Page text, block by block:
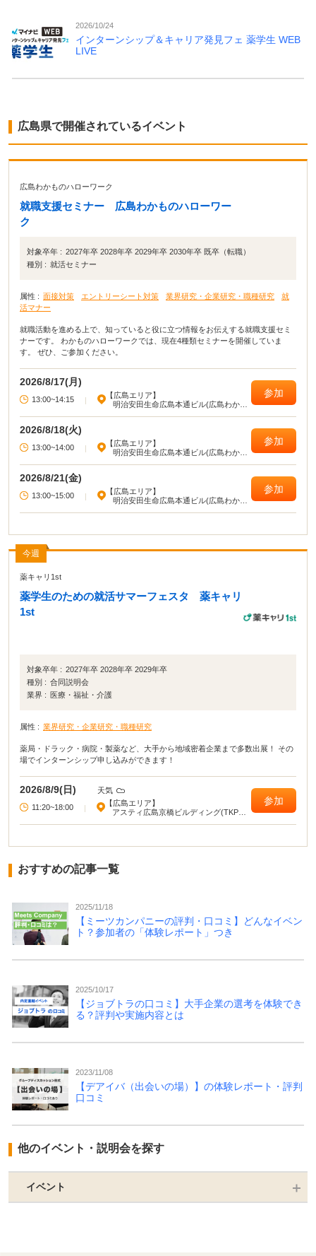
2026/10/24
インターンシップ＆キャリア発見フェ 薬学生 WEB
LIVE
広島県で開催されているイベント
広島わかものハローワーク
就職支援セミナー 広島わかものハローワー
ク
対象卒年 : 2027年卒 2028年卒 2029年卒 2030年卒 既卒（転職）
種別 : 就活セミナー
属性 : 面接対策 エントリーシート対策 業界研究・企業研究・職種研究
就
活マナー
就職活動を進める上で、知っていると役に立つ情報をお伝えする就職支援セミ
ナーです。 わかものハローワークでは、現在4種類セミナーを開催していま
す。 ぜひ、ご参加ください。
2026/8/17(月)
13:00~14:15 |
【広島エリア】
明治安田生命広島本通ビル(広島わかも
参加
2026/8/18(火)
13:00~14:00 |
【広島エリア】
明治安田生命広島本通ビル(広島わかも
参加
2026/8/21(金)
13:00~15:00 |
【広島エリア】
明治安田生命広島本通ビル(広島わかも
参加
今週
薬キャリ1st
薬学生のための就活サマーフェスタ 薬キャリ
1st
対象卒年 : 2027年卒 2028年卒 2029年卒
種別 : 合同説明会
業界 :
医療・福祉・介護
属性 : 業界研究・企業研究・職種研究
薬局・ドラック・病院・製薬など、大手から地域密着企業まで多数出展！ その
場でインターンシップ申し込みができます！
2026/8/9(日)
天気
11:20~18:00
|
【広島エリア】
アスティ広島京橋ビルディング(TKPガ
参加
おすすめの記事一覧
2025/11/18
【ミーツカンパニーの評判・口コミ】どんなイベン
ト？参加者の「体験レポート」つき
2025/10/17
【ジョブトラの口コミ】大手企業の選考を体験でき
る？評判や実施内容とは
2023/11/08
【デアイバ（出会いの場）】の体験レポート・評判
口コミ
他のイベント・説明会を探す
イベント